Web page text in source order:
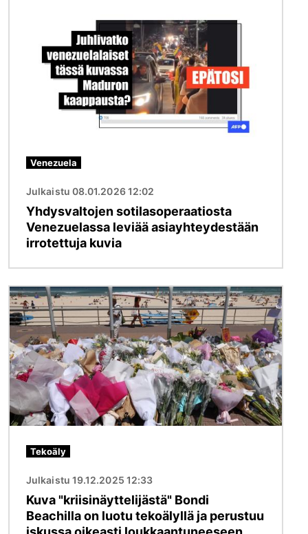
Venezuela
Julkaistu 08.01.2026 12:02
Yhdysvaltojen sotilasoperaatiosta
Venezuelassa leviää asiayhteydestään
irrotettuja kuvia
Kuva
Tekoäly
Julkaistu 19.12.2025 12:33
Kuva "kriisinäyttelijästä" Bondi
Beachilla on luotu tekoälyllä ja perustuu